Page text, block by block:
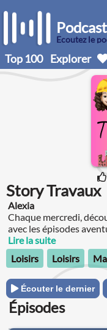
Écoutez le
Top 100 Explorer
Story Travaux
Alexia
Chaque mercredi,
avec les épisodes
chantier serein ✌🏻 Je suis Alexia, hôte du podcast, mais aussi
investisseuse dans
Lire la suite
Loisirs
Loisirs
Écouter le dernier
Épisodes